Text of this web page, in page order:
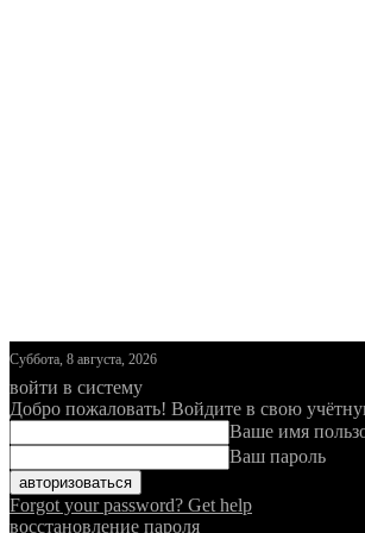
Суббота, 8 августа, 2026
войти в систему
Добро пожаловать! Войдите в свою
Ваше имя
Ваш пароль
Forgot your password? Get help
восстановление пароля